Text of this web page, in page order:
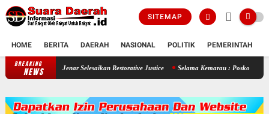
SITEMAP
HOME BERITA DAERAH NASIONAL POLITIK PEMERINTAH
BREAKING
NEWS
, Polsek Jenar Selesaikan Restorative Justice Selama Kemarau : Posko Relawan